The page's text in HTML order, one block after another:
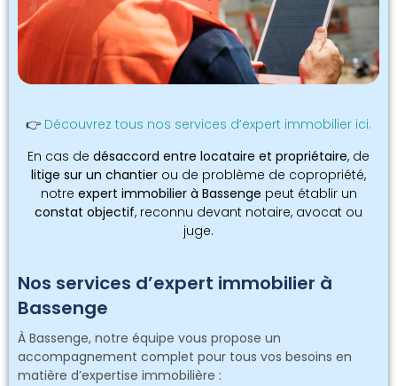
Nos services d’expert immobilier à
Bassenge
À Bassenge, notre équipe vous propose un
accompagnement complet pour tous vos besoins en
matière d’expertise immobilière :
👉 Découvrez tous nos services d’expert immobilier ici.
En cas de désaccord entre locataire et propriétaire, de
litige sur un chantier ou de problème de copropriété,
notre expert immobilier à Bassenge peut établir un
constat objectif, reconnu devant notaire, avocat ou
juge.